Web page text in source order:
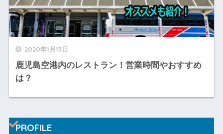
2020年1月13日
鹿児島空港内のレストラン！営業時間やおすすめ
は？
PROFILE